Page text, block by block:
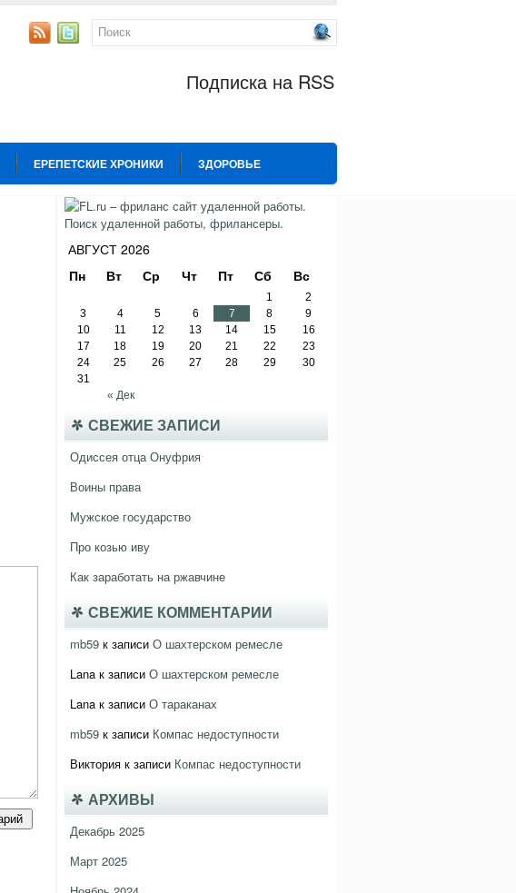
Подписка на RSS
ЕРЕПЕТСКИЕ ХРОНИКИ ЗДОРОВЬЕ
ОТНОШЕНИЯ СПОРТ ТВИТТЕР
АВГУСТ 2026
Пн
Вт Ср Чт Пт Сб Вс
« Дек
1
2
3
4 5 6 7 8
9
10
11 12 13 14 15
16
17
18 19 20 21 22
23
24
25 26 27 28 29
30
31
СВЕЖИЕ ЗАПИСИ
Одиссея отца Онуфрия
Воины права
Мужское государство
Про козью иву
Как заработать на ржавчине
СВЕЖИЕ КОММЕНТАРИИ
mb59 к записи О шахтерском ремесле
Lana к записи О шахтерском ремесле
Lana к записи О тараканах
mb59 к записи Компас недоступности
Виктория к записи Компас недоступности
АРХИВЫ
Декабрь 2025
Март 2025